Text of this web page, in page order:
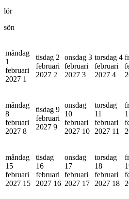
lör
sön
måndag
1
februari
2027 1
tisdag 2
februari
2027 2
onsdag 3
februari
2027 3
torsdag 4
februari
2027 4
måndag
8
februari
2027 8
tisdag 9
februari
2027 9
onsdag
10
februari
2027 10
torsdag
11
februari
2027 11
måndag
15
februari
2027 15
tisdag
16
februari
2027 16
onsdag
17
februari
2027 17
torsdag
18
februari
2027 18